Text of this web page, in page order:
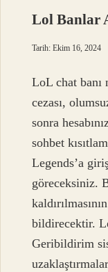
Lol Banlar
Tarih: Ekim 16, 2024
LoL chat banı
cezası,
sonra
sohbet
Legends’a
göreceksiniz.
bildirecektir.
Geribildirim